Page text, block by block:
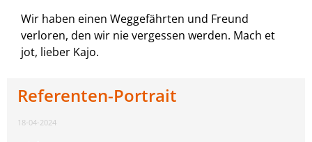
Wir haben einen Weggefährten und Freund
verloren, den wir nie vergessen werden. Mach et
jot, lieber Kajo.
Referenten-Portrait
18-04-2024